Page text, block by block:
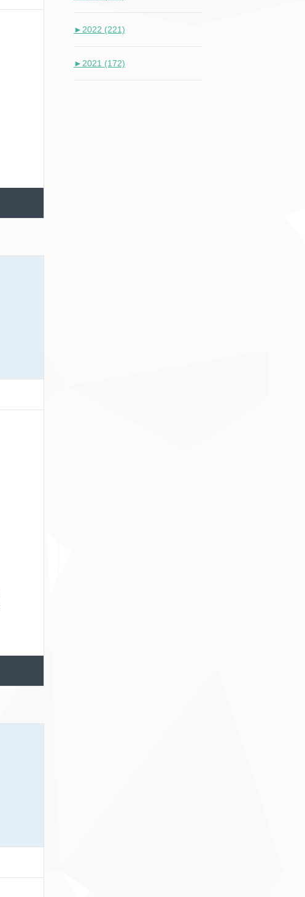
► 2022 (221)
► 2021 (172)